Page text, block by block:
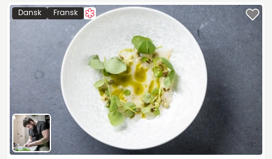
Dansk Fransk